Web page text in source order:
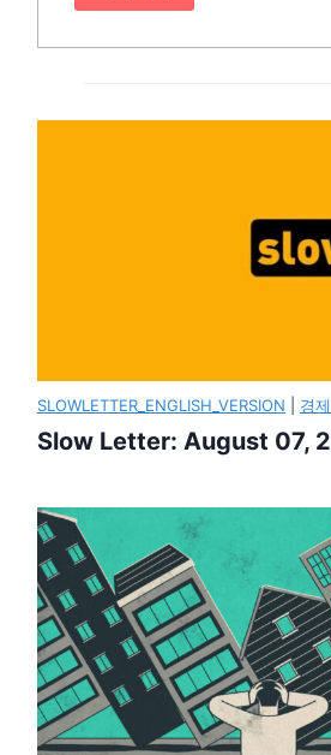
SLOWLETTER_ENGLISH_VERSION 경제
Slow Letter: August 07,